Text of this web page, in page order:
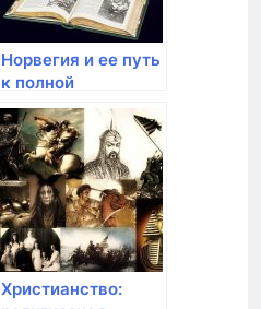
Норвегия и ее путь
к полной
независимости
Христианство: